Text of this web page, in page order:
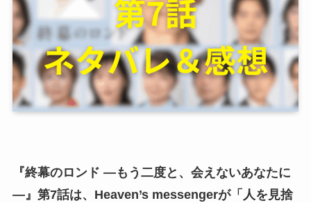
『終幕のロンド —もう二度と、会えないあなたに
—』第7話は、Heaven’s messengerが「人を見捨